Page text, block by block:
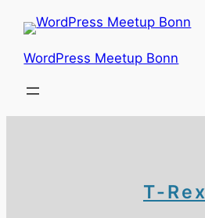
Inhalt
springen
WordPress Meetup Bonn
T-Rex